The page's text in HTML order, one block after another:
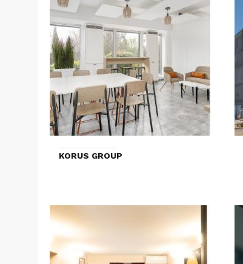
KORUS GROUP